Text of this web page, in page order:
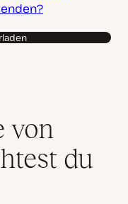
von
du